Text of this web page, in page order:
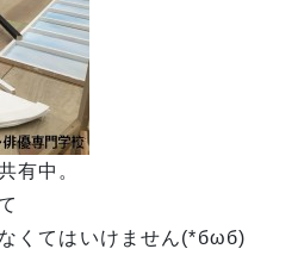
有中。
くてはいけません(*бωб)